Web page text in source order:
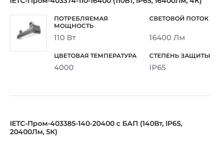
110 Вт 16400 Лм
4000 IP65
IETC-Пром-403385-140-20400 с БАП (140Вт, IP65,
20400Лм, 5К)